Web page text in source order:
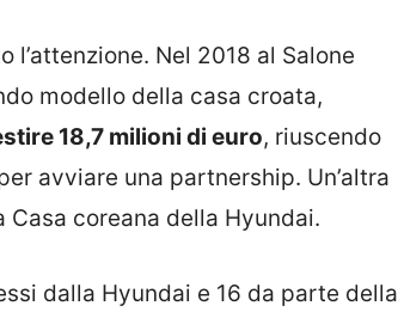
Nel 2018 al Salone
modello della casa croata,
18,7 milioni di euro, riuscendo
avviare una partnership. Un’altra
coreana della Hyundai.
dalla Hyundai e 16 da parte della